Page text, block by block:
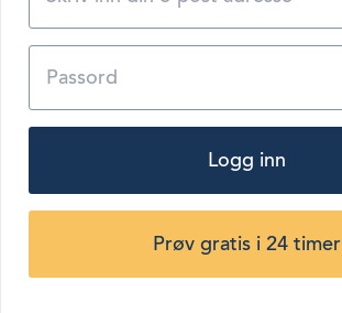
Logg inn
Prøv gratis i 24 timer